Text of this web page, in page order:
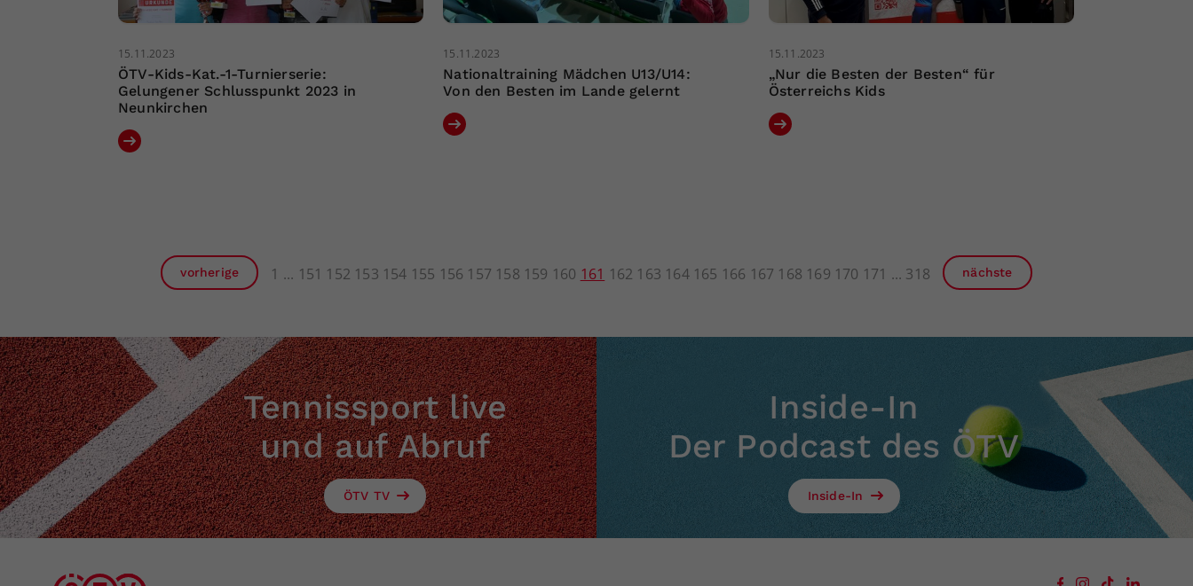
15.11.2023
ÖTV-Kids-Kat.-1-Turnierserie:
Gelungener Schlusspunkt 2023 in
Neunkirchen
15.11.2023
Nationaltraining Mädchen U13/U14:
Von den Besten im Lande gelernt
15.11.2023
„Nur die Besten der Besten“ für
Österreichs Kids
vorherige 1 151 152 153 154 155 156 157 158 159 160 161 162 163 164 165 166 167 168 169 170 171 318 nächste
Tennissport live
und auf Abruf
ÖTV TV
Inside-In
Der Podcast des ÖTV
Inside-In